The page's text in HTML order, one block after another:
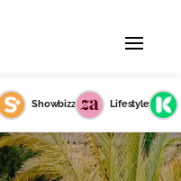
Showbizz Lifestyle